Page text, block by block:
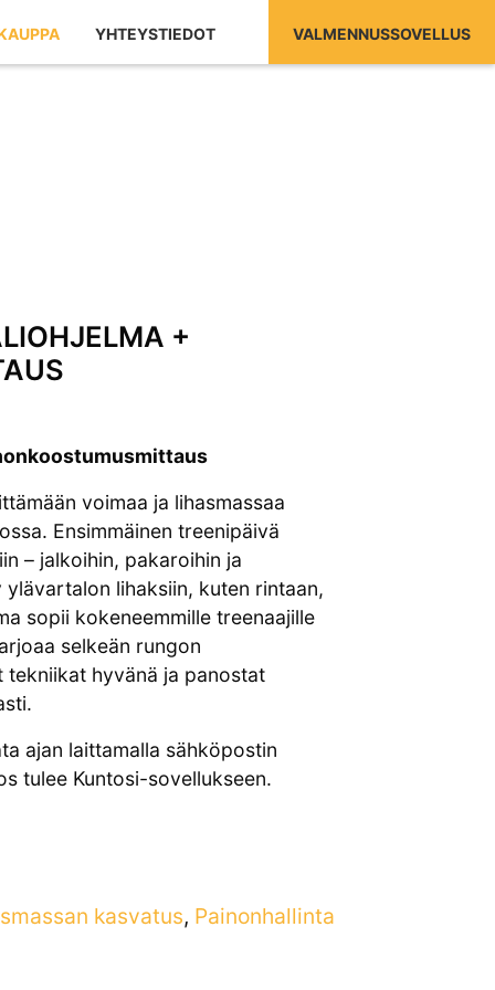
YHTEYSTIEDOT VALMENNUSSOVELLUS
+
voimaa ja lihasmassaa
Ensimmäinen treenipäivä
– jalkoihin, pakaroihin ja
lihaksiin, kuten rintaan,
sopii kokeneemmille treenaajille
selkeän rungon
tekniikat hyvänä ja panostat
ajan laittamalla sähköpostin
tulee Kuntosi-sovellukseen.
kasvatus, Painonhallinta